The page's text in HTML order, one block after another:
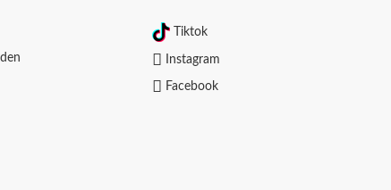
Tiktok
Instagram
Facebook